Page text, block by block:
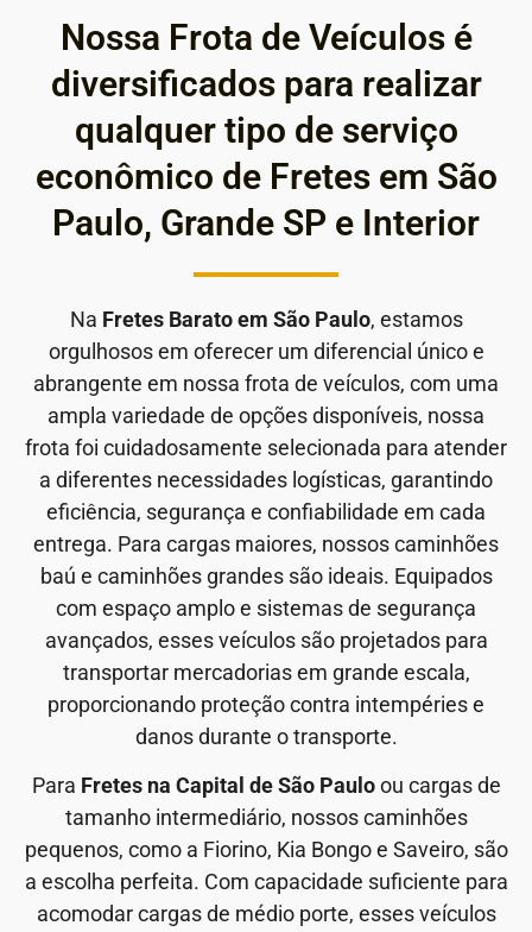
Nossa Frota de Veículos é
diversificados para realizar
qualquer tipo de serviço
econômico de Fretes em São
Paulo, Grande SP e Interior
Na Fretes Barato em São Paulo, estamos
orgulhosos em oferecer um diferencial único e
abrangente em nossa frota de veículos, com uma
ampla variedade de opções disponíveis, nossa
frota foi cuidadosamente selecionada para atender
a diferentes necessidades logísticas, garantindo
eficiência, segurança e confiabilidade em cada
entrega. Para cargas maiores, nossos caminhões
baú e caminhões grandes são ideais. Equipados
com espaço amplo e sistemas de segurança
avançados, esses veículos são projetados para
transportar mercadorias em grande escala,
proporcionando proteção contra intempéries e
danos durante o transporte.
Para Fretes na Capital de São Pauloou cargas de
tamanho intermediário, nossos caminhões
pequenos, como a Fiorino, Kia Bongo e Saveiro, são
a escolha perfeita. Com capacidade suficiente para
acomodar cargas de médio porte, esses veículos